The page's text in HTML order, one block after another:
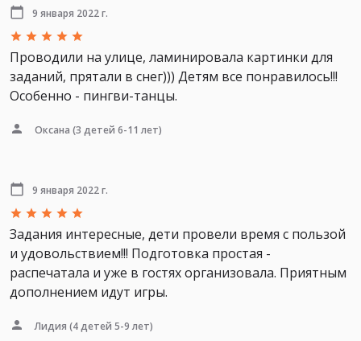
9 января 2022 г.
Проводили на улице, ламинировала картинки для
заданий, прятали в снег))) Детям все понравилось!!!
Особенно - пингви-танцы.
Оксана (3 детей 6-11 лет)
9 января 2022 г.
Задания интересные, дети провели время с пользой
и удовольствием!!! Подготовка простая -
распечатала и уже в гостях организовала. Приятным
дополнением идут игры.
Лидия (4 детей 5-9 лет)